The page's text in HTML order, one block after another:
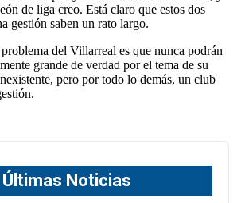
Últimas Noticias